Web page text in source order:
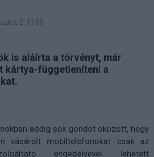
2. 13:00
is aláírta a törvényt, már
kártya-függetleníteni a
eddig sok gondot okozott, hogy
vásárolt mobiltelefonokat csak az
engedélyével lehetett